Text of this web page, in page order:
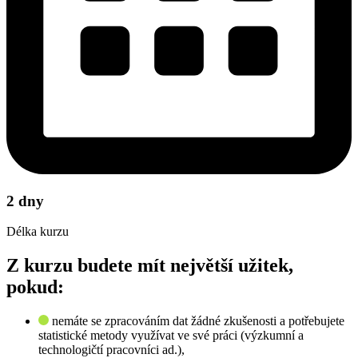
2 dny
Délka kurzu
Z kurzu budete mít největší užitek,
pokud:
nemáte se zpracováním dat žádné zkušenosti a potřebujete
statistické metody využívat ve své práci (výzkumní a
technologičtí pracovníci ad.),